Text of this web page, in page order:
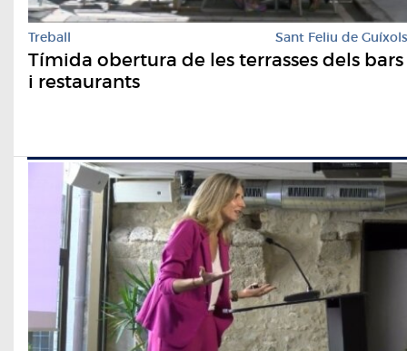
Treball Sant Feliu de Guíxols
Tímida obertura de les terrasses dels bars
i restaurants